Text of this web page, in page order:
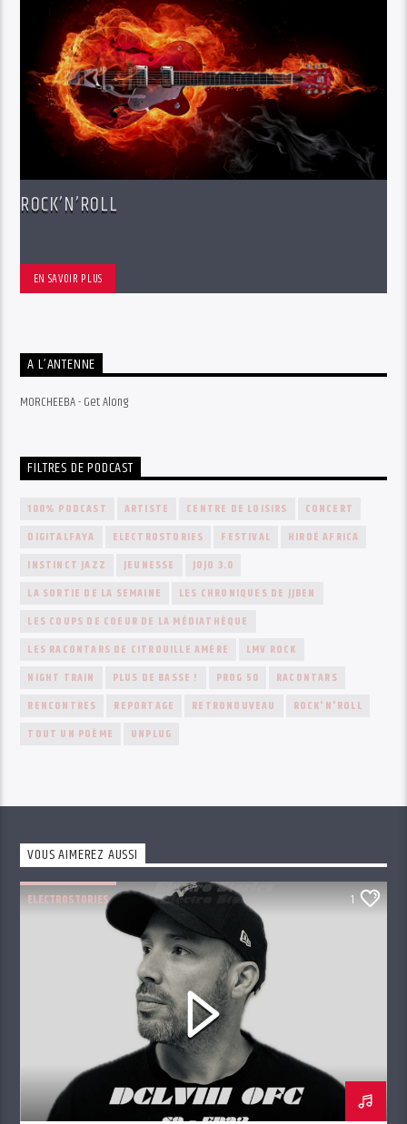
ROCK’N’ROLL
EN SAVOIR PLUS
A L’ANTENNE
MORCHEEBA - Get Along
FILTRES DE PODCAST
100% PODCAST ARTISTE CENTRE DE LOISIRS
CONCERT
DIGITALFAYA
ELECTROSTORIES FESTIVAL
HIRDÉ AFRICA
INSTINCT JAZZ
JEUNESSE
JOJO 3.0
LA SORTIE DE LA SEMAINE
LES CHRONIQUES DE JJBEN
LES COUPS DE COEUR DE LA MÉDIATHÈQUE
LES RACONTARS DE CITROUILLE AMÈRE
LMV ROCK
NIGHT TRAIN
PLUS DE BASSE ! PROG 50
RACONTARS
RENCONTRES
REPORTAGE RETRONOUVEAU
ROCK'N'ROLL
TOUT UN POÈME
UNPLUG
VOUS AIMEREZ AUSSI
ELECTROSTORIES 1